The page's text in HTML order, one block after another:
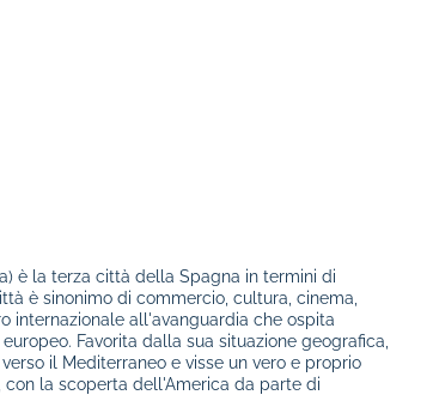
è la terza città della Spagna in termini di
è sinonimo di commercio, cultura, cinema,
internazionale all'avanguardia che ospita
Favorita dalla sua situazione geografica,
il Mediterraneo e visse un vero e proprio
la scoperta dell'America da parte di